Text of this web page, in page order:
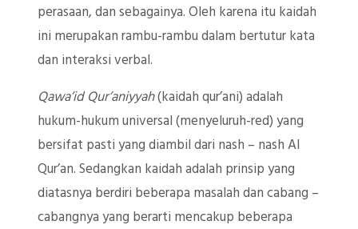
perasaan, dan sebagainya. Oleh karena itu kaidah
ini merupakan rambu-rambu dalam bertutur kata
dan interaksi verbal.
Qawa’id Qur’aniyyah(kaidah qur’ani) adalah
hukum-hukum universal (menyeluruh-red) yang
bersifat pasti yang diambil dari nash – nash Al
Qur’an. Sedangkan kaidah adalah prinsip yang
diatasnya berdiri beberapa masalah dan cabang –
cabangnya yang berarti mencakup beberapa